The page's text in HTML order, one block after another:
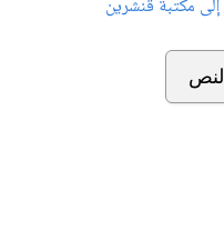
مكتبة قنشرين